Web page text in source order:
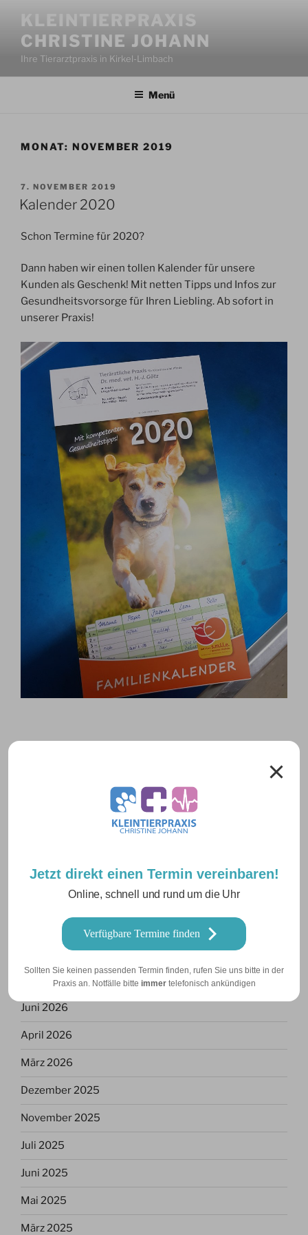
Jetzt direkt einen Termin vereinbaren!
Online, schnell und rund um die Uhr
Verfügbare Termine finden
Sollten Sie keinen passenden Termin finden, rufen Sie uns bitte in der
Praxis an. Notfälle bitte immertelefonisch ankündigen
Inhalt
springen
KLEINTIERPRAXIS
CHRISTINE JOHANN
Ihre Tierarztpraxis in Kirkel-Limbach
Menü
MONAT: NOVEMBER 2019
VERÖFFENTLICHT
AM
7. NOVEMBER 2019
Kalender 2020
Schon Termine für 2020?
Dann haben wir einen tollen Kalender für unsere
Kunden als Geschenk! Mit netten Tipps und Infos zur
Gesundheitsvorsorge für Ihren Liebling. Ab sofort in
unserer Praxis!
Inguinaler Kryptorchismus
Pyometra bei einer Bernhardiner Hündin
ARCHIV
Juli 2026
Juni 2026
April 2026
März 2026
Dezember 2025
November 2025
Juli 2025
Juni 2025
Mai 2025
März 2025